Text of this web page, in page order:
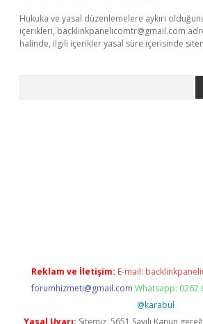
Hukuka ve yasal düzenlemelere aykırı
içerikleri, backlinkpanelicomtr@gmail.com
halinde, ilgili içerikler yasal süre içerisinde
Reklam ve İletişim: E-mail:
forumhizmeti@gmail.com Whatsapp: 0262
@karabul
Yasal Uyarı: Sitemiz, 5651 Sayılı Kanun